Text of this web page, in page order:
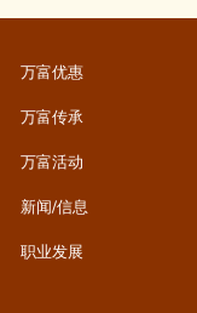
万富优惠
万富传承
万富活动
新闻/信息
职业发展